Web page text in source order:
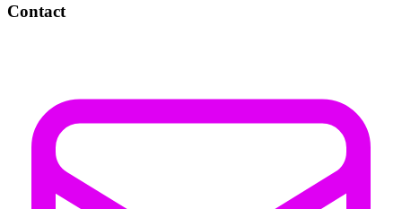
Contact